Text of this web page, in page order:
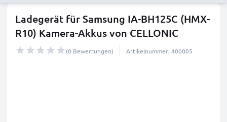
Ladegerät für Samsung IA-BH125C (HMX-
R10) Kamera-Akkus von CELLONIC
(0 Bewertungen) Artikelnummer: 400005